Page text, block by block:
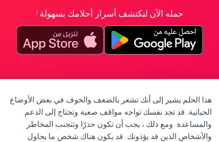
حمله الآن لتكتشف أسرار أحلامك بسهولة !
هذا الحلم يشير إلى أنك تشعر بالضعف والخوف في بعض الأوضاع
الحياتية. قد تجد نفسك تواجه مواقف صعبة وتحتاج إلى الدعم
والمساعدة. ومع ذلك ، يجب أن تكون حذرًا وتتجنب المخاطر
والأشخاص الذين قد يؤذونك. قد يكون هناك شخص ما يحاول